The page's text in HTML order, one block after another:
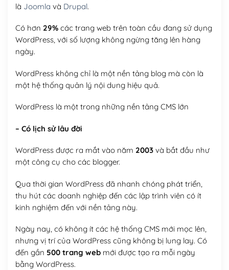
là Joomla và Drupal.
Có hơn 29%các trang web trên toàn cầu đang sử dụng
WordPress, với số lượng không ngừng tăng lên hàng
ngày.
WordPress không chỉ là một nền tảng blog mà còn là
một hệ thống quản lý nội dung hiệu quả.
WordPress là một trong những nền tảng CMS lớn
– Có lịch sử lâu đời
WordPress được ra mắt vào năm 2003và bắt đầu như
một công cụ cho các blogger.
Qua thời gian WordPress đã nhanh chóng phát triển,
thu hút các doanh nghiệp đến các lập trình viên có ít
kinh nghiệm đến với nền tảng này.
Ngày nay, có không ít các hệ thống CMS mới mọc lên,
nhưng vị trí của WordPress cũng không bị lung lay. Có
đến gần 500 trang webmới được tạo ra mỗi ngày
bằng WordPress.